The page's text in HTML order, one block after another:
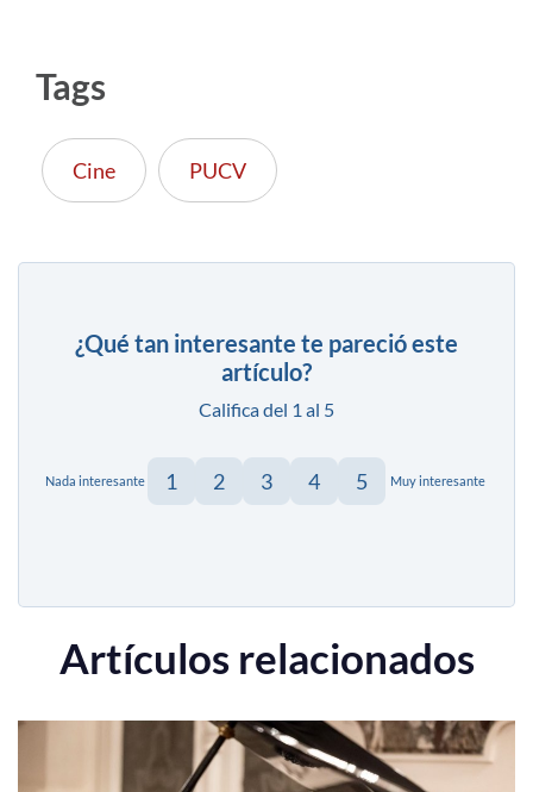
Tags
Cine PUCV
¿Qué tan interesante te pareció este
artículo?
Califica del 1 al 5
Nada interesante 1 2 3 4 5 Muy interesante
Artículos relacionados